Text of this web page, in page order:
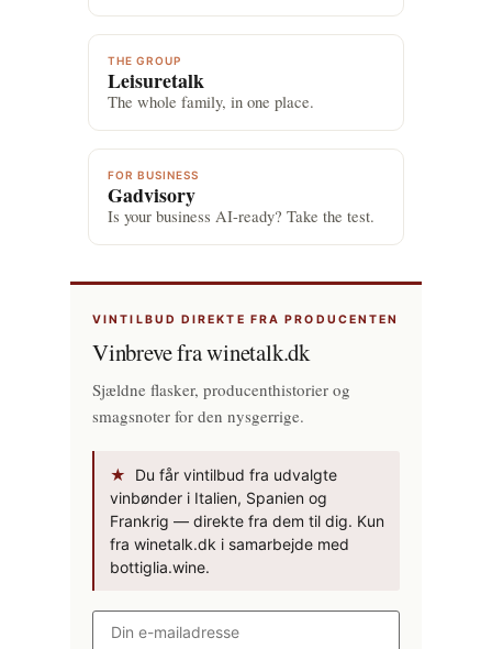
THE GROUP
Leisuretalk
The whole family, in one place.
FOR BUSINESS
Gadvisory
Is your business AI-ready? Take the test.
VINTILBUD DIREKTE FRA PRODUCENTEN
Vinbreve fra winetalk.dk
Sjældne flasker, producenthistorier og
smagsnoter for den nysgerrige.
★
Du får vintilbud fra udvalgte
vinbønder i Italien, Spanien og
Frankrig — direkte fra dem til dig. Kun
fra winetalk.dk i samarbejde med
bottiglia.wine.